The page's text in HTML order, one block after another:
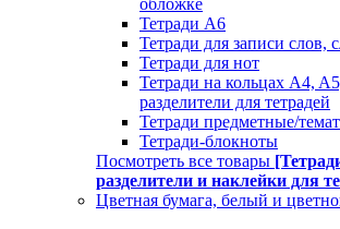
обложке
Тетради А6
Тетради для записи слов,
Тетради для нот
Тетради на кольцах A4,
разделители для тетрадей
Тетради предметные/
Тетради-блокноты
Посмотреть все товары
разделители и наклейки для
Цветная бумага, белый и